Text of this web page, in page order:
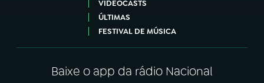
VIDEOCASTS
ÚLTIMAS
FESTIVAL DE MÚSICA
Baixe o app da rádio Nacional